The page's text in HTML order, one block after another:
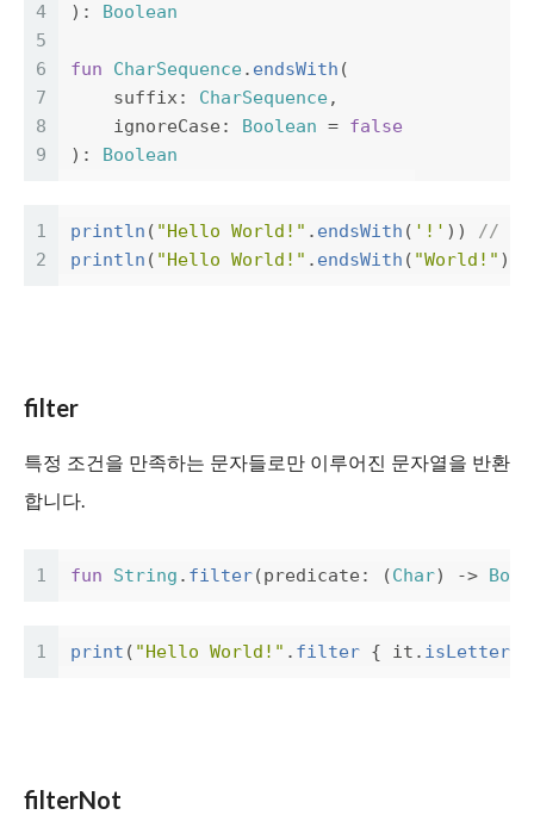
4
5
6
7
8
9
):
Boolean
fun CharSequence. endsWith (
suffix: CharSequence,
ignoreCase : Boolean = false
):
Boolean
1
2
println ( "Hello World!" . endsWith ( '!' ))
//
println ( "Hello World!" . endsWith ( "World!" ))
filter
특정 조건을 만족하는 문자들로만 이루어진 문자열을 반환
합니다.
1 fun String . filter(predicate : (Char) ->
1 print ( "Hello World!" . filter { it . isLetter
filterNot